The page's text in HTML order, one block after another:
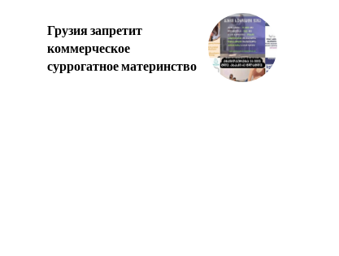
Грузия запретит
коммерческое
суррогатное материнство